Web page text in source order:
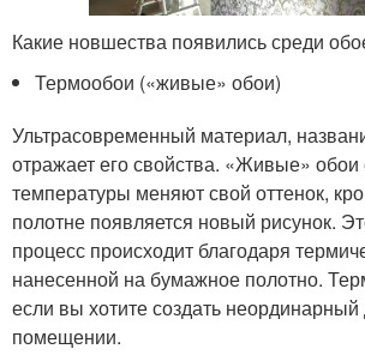
Какие новшества появились среди
Термообои («живые» обои)
Ультрасовременный материал,
отражает его свойства. «Живые»
температуры меняют свой оттенок,
полотне появляется новый рисунок.
процесс происходит благодаря
нанесенной на бумажное полотно.
если вы хотите создать неординарный
помещении.